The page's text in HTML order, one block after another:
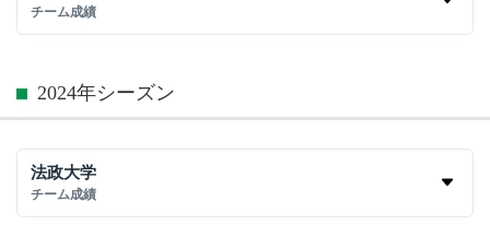
チーム成績
2024年シーズン
法政大学
チーム成績